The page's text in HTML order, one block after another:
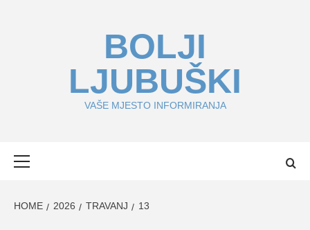
BOLJI
LJUBUŠKI
VAŠE MJESTO INFORMIRANJA
HOME 2026 TRAVANJ 13